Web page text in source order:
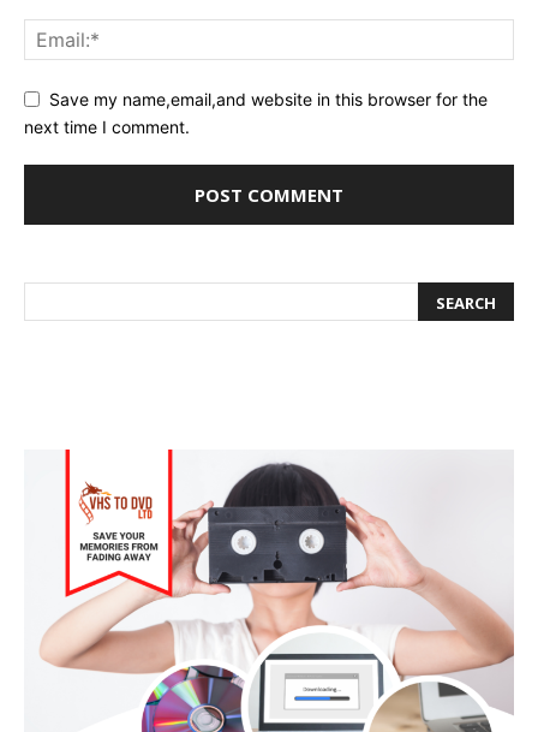
Save my name,email,and website in this browser for the
next time I comment.